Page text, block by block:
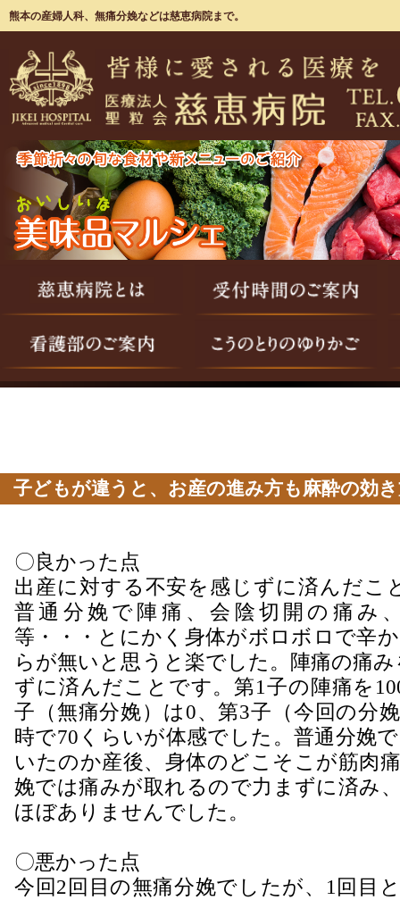
熊本の産婦人科、無痛分娩などは慈恵病院まで。
子どもが違うと、お産の進み方も麻酔の効
〇良かった点
出産に対する不安を感じずに済んだこ
普通分娩で陣痛、会陰切開の痛み
等・・・とにかく身体がボロボロで辛
らが無いと思うと楽でした。陣痛の痛
ずに済んだことです。第1子の陣痛を
子（無痛分娩）は0、第3子（今回の分
時で70くらいが体感でした。普通分娩
いたのか産後、身体のどこそこが筋肉
娩では痛みが取れるので力まずに済み
ほぼありませんでした。
〇悪かった点
今回2回目の無痛分娩でしたが、1回目